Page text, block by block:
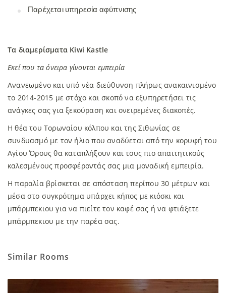
Παρέχεται υπηρεσία αφύπνισης
Τα διαμερίσματα Kiwi Kastle
Εκεί που τα όνειρα γίνονται εμπειρία
Ανανεωμένο και υπό νέα διεύθυνση πλήρως ανακαινισμένο
το 2014-2015 με στόχο και σκοπό να εξυπηρετήσει τις
ανάγκες σας για ξεκούραση και ονειρεμένες διακοπές.
Η θέα του Τορωναίου κόλπου και της Σιθωνίας σε
συνδυασμό με τον ήλιο που αναδύεται από την κορυφή του
Αγίου Όρους θα καταπλήξουν και τους πιο απαιτητικούς
καλεσμένους προσφέροντάς σας μια μοναδική εμπειρία.
Η παραλία βρίσκεται σε απόσταση περίπου 30 μέτρων και
μέσα στο συγκρότημα υπάρχει κήπος με κιόσκι και
μπάρμπεκιου για να πιείτε τον καφέ σας ή να φτιάξετε
μπάρμπεκιου με την παρέα σας.
Similar Rooms